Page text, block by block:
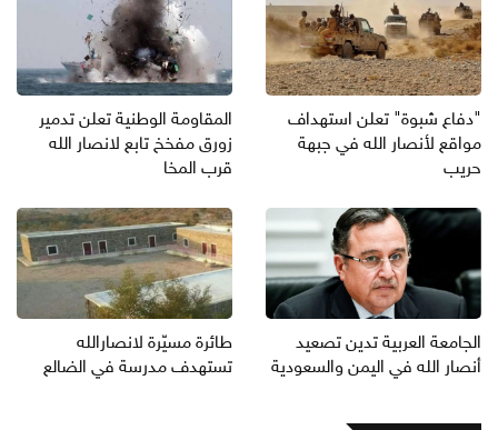
"دفاع شبوة" تعلن استهداف
مواقع لأنصار الله في جبهة
حريب
المقاومة الوطنية تعلن تدمير
زورق مفخخ تابع لانصار الله
قرب المخا
الجامعة العربية تدين تصعيد
أنصار الله في اليمن والسعودية
طائرة مسيّرة لانصارالله
تستهدف مدرسة في الضالع